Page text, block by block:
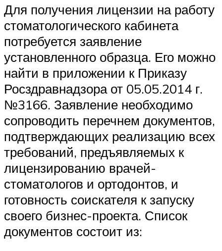
Для получения лицензии на работу
стоматологического кабинета
потребуется заявление
установленного образца. Его можно
найти в приложении к Приказу
Росздравнадзора от 05.05.2014 г.
№3166. Заявление необходимо
сопроводить перечнем документов,
подтверждающих реализацию всех
требований, предъявляемых к
лицензированию врачей-
стоматологов и ортодонтов, и
готовность соискателя к запуску
своего бизнес-проекта. Список
документов состоит из: